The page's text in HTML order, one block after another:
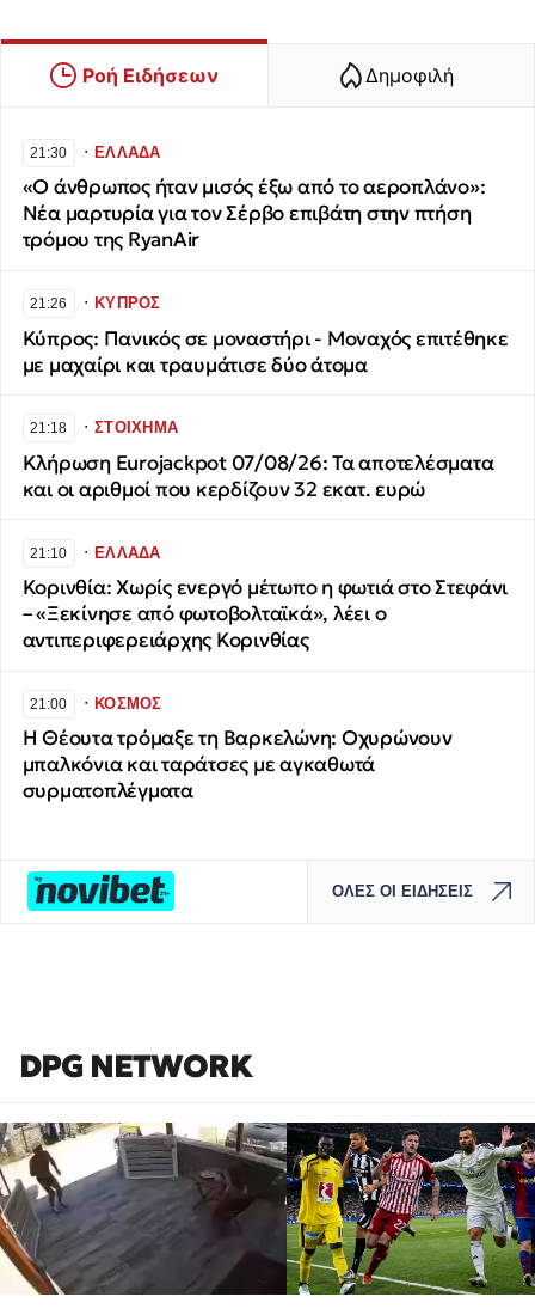
Ροή Ειδήσεων Δημοφιλή
21:30 ∙ΕΛΛΑΔΑ
«Ο άνθρωπος ήταν μισός έξω από το αεροπλάνο»:
Νέα μαρτυρία για τον Σέρβο επιβάτη στην πτήση
τρόμου της RyanAir
21:26 ∙ΚΥΠΡΟΣ
Κύπρος: Πανικός σε μοναστήρι - Μοναχός επιτέθηκε
με μαχαίρι και τραυμάτισε δύο άτομα
21:18 ∙ΣΤΟΙΧΗΜΑ
Κλήρωση Eurojackpot 07/08/26: Τα αποτελέσματα
και οι αριθμοί που κερδίζουν 32 εκατ. ευρώ
21:10 ∙ΕΛΛΑΔΑ
Κορινθία: Χωρίς ενεργό μέτωπο η φωτιά στο Στεφάνι
– «Ξεκίνησε από φωτοβολταϊκά», λέει ο
αντιπεριφερειάρχης Κορινθίας
21:00 ∙ΚΟΣΜΟΣ
H Θέουτα τρόμαξε τη Βαρκελώνη: Οχυρώνουν
μπαλκόνια και ταράτσες με αγκαθωτά
συρματοπλέγματα
ΟΛΕΣ ΟΙ ΕΙΔΗΣΕΙΣ
DPG NETWORK